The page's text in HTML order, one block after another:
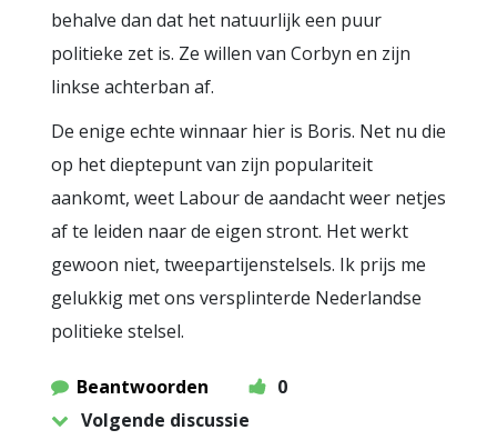
behalve dan dat het natuurlijk een puur
politieke zet is. Ze willen van Corbyn en zijn
linkse achterban af.
De enige echte winnaar hier is Boris. Net nu die
op het dieptepunt van zijn populariteit
aankomt, weet Labour de aandacht weer netjes
af te leiden naar de eigen stront. Het werkt
gewoon niet, tweepartijenstelsels. Ik prijs me
gelukkig met ons versplinterde Nederlandse
politieke stelsel.
Beantwoorden
0
Volgende discussie